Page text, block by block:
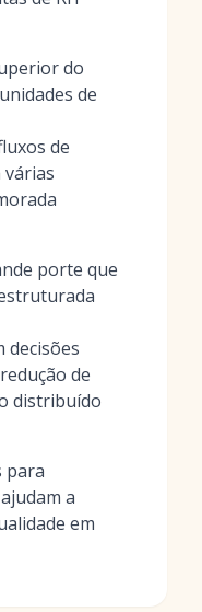
do
de
de
porte que
decisões
de
distribuído
para
a
em